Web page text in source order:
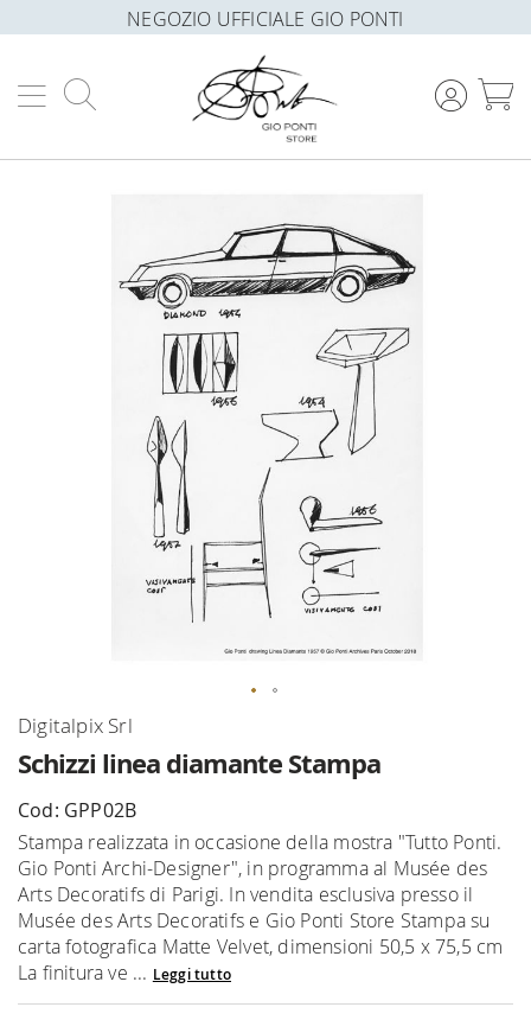
NEGOZIO UFFICIALE GIO PONTI
Schizzi linea diamante Stampa
Digitalpix Srl
Cod: GPP02B
Stampa realizzata in occasione della mostra "Tutto Ponti.
Gio Ponti Archi-Designer", in programma al Musée des
Arts Decoratifs di Parigi. In vendita esclusiva presso il
Musée des Arts Decoratifs e Gio Ponti Store Stampa su
carta fotografica Matte Velvet, dimensioni 50,5 x 75,5 cm
La finitura ve ... Leggi tutto
Vai
all'inizio
della
galleria
di
immagini